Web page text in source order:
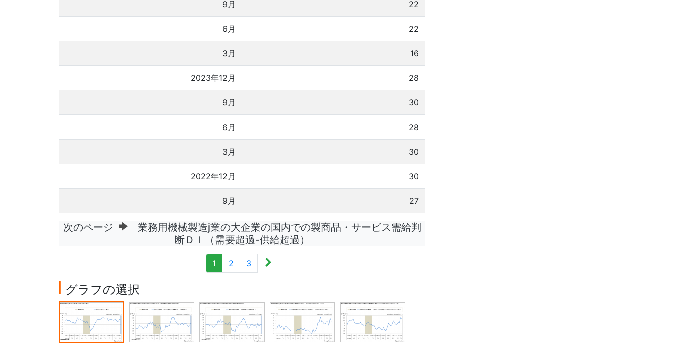
9月 22
6月 22
3月 16
2023年12月 28
9月 30
6月 28
3月 30
2022年12月 30
9月 27
次のページ
業務用機械製造j業の大企業の国内での製商品・サービス需給判
断ＤＩ（需要超過-供給超過）
1 2 3
グラフの選択